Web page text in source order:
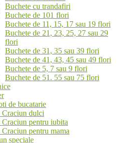
Buchete cu trandafiri
Buchete de 101 flori
Buchete de 11, 15, 17 sau 19 flori
Buchete de 21, 23, 25, 27 sau 29
flori
Buchete de 31, 35 sau 39 flori
Buchete de 41, 43, 45 sau 49 flori
Buchete de 5, 7 sau 9 flori
Buchete de 51. 55 sau 75 flori
de bucatarie
Craciun dulci
pentru iubita
pentru mama
speciale